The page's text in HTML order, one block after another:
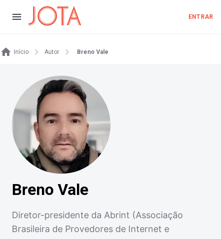
ENTRAR
Início Autor Breno Vale
Breno Vale
Diretor-presidente da Abrint (Associação
Brasileira de Provedores de Internet e